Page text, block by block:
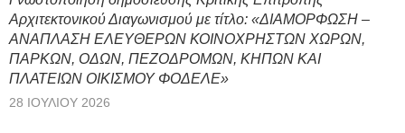
Αρχιτεκτονικού Διαγωνισμού με τίτλο: «ΔΙΑΜΟΡΦΩΣΗ –
ΑΝΑΠΛΑΣΗ ΕΛΕΥΘΕΡΩΝ ΚΟΙΝΟΧΡΗΣΤΩΝ ΧΩΡΩΝ,
ΠΑΡΚΩΝ, ΟΔΩΝ, ΠΕΖΟΔΡΟΜΩΝ, ΚΗΠΩΝ ΚΑΙ
ΠΛΑΤΕΙΩΝ ΟΙΚΙΣΜΟΥ ΦΟΔΕΛΕ»
28 ΙΟΥΛΊΟΥ 2026